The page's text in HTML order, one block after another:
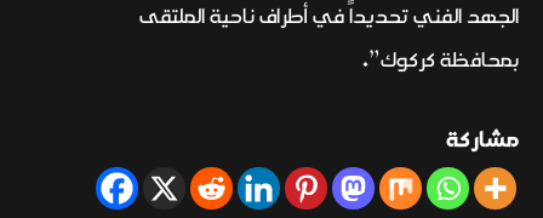
الجهد الفني تحديداً في أطراف ناحية الملتقى
بمحافظة كركوك”.
مشاركة